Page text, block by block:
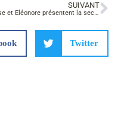
SUIVANT
Élise et Éléonore présentent la seconde Métiers de la Relation Client à France Bleu
Twitter